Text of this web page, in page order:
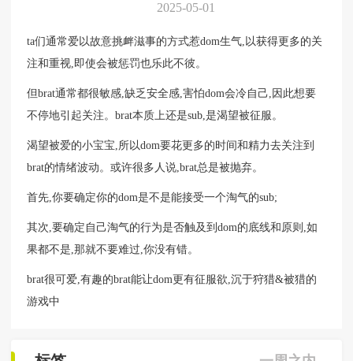
2025-05-01
ta们通常爱以故意挑衅滋事的方式惹dom生气,以获得更多的关
注和重视,即使会被惩罚也乐此不彼。
但brat通常都很敏感,缺乏安全感,害怕dom会冷自己,因此想要
不停地引起关注。brat本质上还是sub,是渴望被征服。
渴望被爱的小宝宝,所以dom要花更多的时间和精力去关注到
brat的情绪波动。或许很多人说,brat总是被抛弃。
首先,你要确定你的dom是不是能接受一个淘气的sub;
其次,要确定自己淘气的行为是否触及到dom的底线和原则,如
果都不是,那就不要难过,你没有错。
brat很可爱,有趣的brat能让dom更有征服欲,沉于狩猎&被猎的
游戏中